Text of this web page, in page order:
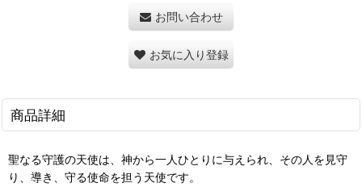
お問い合わせ
お気に入り登録
商品詳細
聖なる守護の天使は、神から一人ひとりに与えられ、その人を見守
り、導き、守る使命を担う天使です。